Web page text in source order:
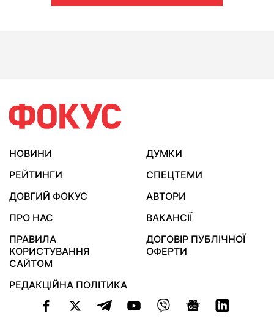
НОВИНИ
ДУМКИ
РЕЙТИНГИ
СПЕЦТЕМИ
ДОВГИЙ ФОКУС
АВТОРИ
ПРО НАС
ВАКАНСІЇ
ПРАВИЛА
КОРИСТУВАННЯ
САЙТОМ
ДОГОВІР ПУБЛІЧНОЇ
ОФЕРТИ
РЕДАКЦІЙНА ПОЛІТИКА